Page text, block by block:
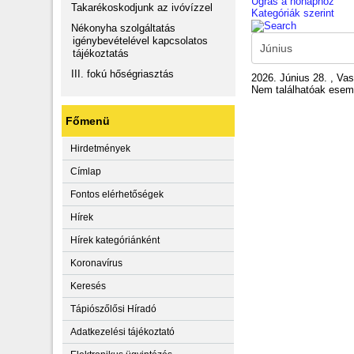
Takarékoskodjunk az ivóvízzel
Nékonyha szolgáltatás
igénybevételével kapcsolatos
tájékoztatás
III. fokú hőségriasztás
Főmenü
Hirdetmények
Címlap
Fontos elérhetőségek
Hírek
Hírek kategóriánként
Koronavírus
Keresés
Tápiószőlősi Híradó
Adatkezelési tájékoztató
Kategóriák szerint
2026. Június 28. ,
Nem találhatóak